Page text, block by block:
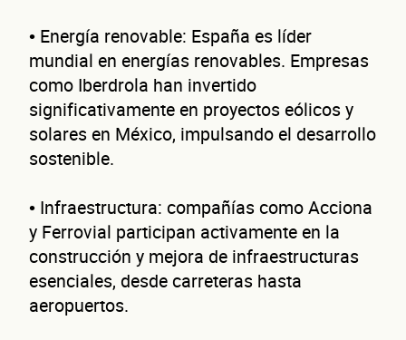
• Energía renovable: España es líder
mundial en energías renovables. Empresas
como Iberdrola han invertido
significativamente en proyectos eólicos y
solares en México, impulsando el desarrollo
sostenible.
• Infraestructura: compañías como Acciona
y Ferrovial participan activamente en la
construcción y mejora de infraestructuras
esenciales, desde carreteras hasta
aeropuertos.